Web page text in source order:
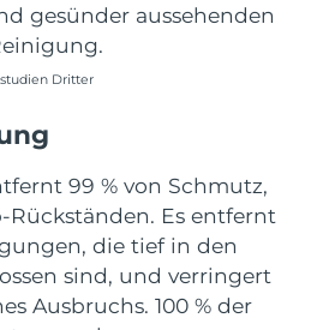
gesünder aussehenden
Dritter
99 % von Schmutz,
Rückständen. Es entfernt
die tief in den
sind, und verringert
Ausbruchs. 100 % der
Erwartete Lieferung
Erwartete Lieferung 8/13/26
Erwartete Lieferung
Erwartete Lieferung8/16/26